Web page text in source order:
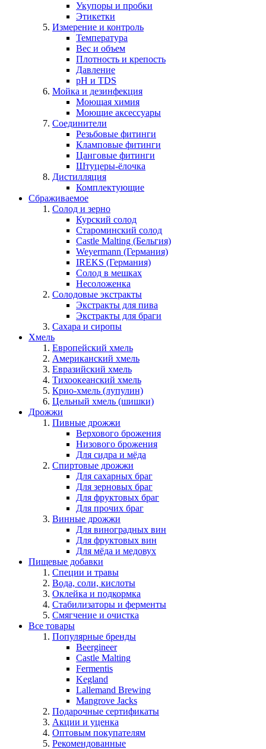
Укупоры и пробки
Этикетки
Измерение и контроль
Температура
Вес и объем
Плотность и крепость
Давление
pH и TDS
Мойка и дезинфекция
Моющая химия
Моющие аксессуары
Соединители
Резьбовые фитинги
Кламповые фитинги
Цанговые фитинги
Штуцеры-ёлочка
Дистилляция
Комплектующие
Сбраживаемое
Солод и зерно
Курский солод
Староминский солод
Castle Malting (Бельгия)
Weyermann (Германия)
IREKS (Германия)
Солод в мешках
Несоложенка
Солодовые экстракты
Экстракты для пива
Экстракты для браги
Сахара и сиропы
Хмель
Европейский хмель
Американский хмель
Евразийский хмель
Тихоокеанский хмель
Крио-хмель (лупулин)
Цельный хмель (шишки)
Дрожжи
Пивные дрожжи
Верхового брожения
Низового брожения
Для сидра и мёда
Спиртовые дрожжи
Для сахарных браг
Для зерновых браг
Для фруктовых браг
Для прочих браг
Винные дрожжи
Для виноградных вин
Для фруктовых вин
Для мёда и медовух
Пищевые добавки
Специи и травы
Вода, соли, кислоты
Оклейка и подкормка
Стабилизаторы и ферменты
Смягчение и очистка
Все товары
Популярные бренды
Beergineer
Castle Malting
Fermentis
Kegland
Lallemand Brewing
Mangrove Jacks
Подарочные сертификаты
Акции и уценка
Оптовым покупателям
Рекомендованные